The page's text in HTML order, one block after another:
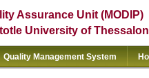
Assurance Unit (MODIP)
University of
Quality Management System